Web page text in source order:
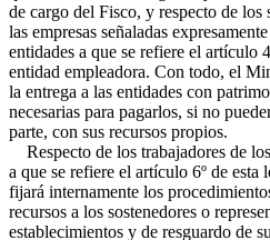
de cargo del Fisco, y respecto de los
las empresas señaladas
entidades a que se refiere el artículo
entidad empleadora. Con todo, el
la entrega a las entidades con
necesarias para pagarlos, si no
parte, con sus recursos propios.
Respecto de los trabajadores de
a que se refiere el artículo 6º de
fijará internamente los
recursos a los sostenedores o
establecimientos y de resguardo de